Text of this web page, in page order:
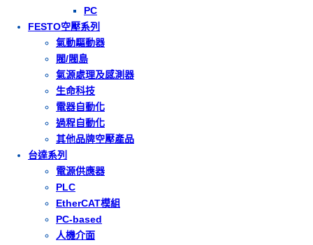
PC
FESTO空壓系列
氣動驅動器
閥/閥島
氣源處理及感測器
生命科技
電器自動化
過程自動化
其他品牌空壓產品
台達系列
電源供應器
PLC
EtherCAT模組
PC-based
人機介面